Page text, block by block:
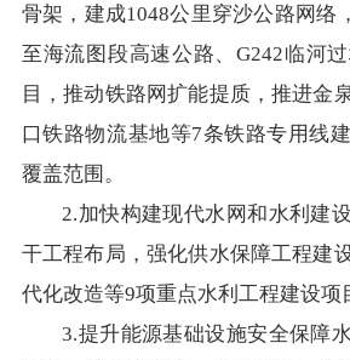
骨架，建成1048公里穿沙公路网络
至海流图段高速公路、G242临河
目，推动铁路网扩能提质，推进金
口铁路物流基地等7条铁路专用线
覆盖范围。
2.加快构建现代水网和水利建
干工程布局，强化供水保障工程建
代化改造等9项重点水利工程建设项
3.提升能源基础设施安全保障